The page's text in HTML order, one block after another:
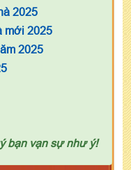
2025
mới 2025
2025
bạn vạn sự như ý!